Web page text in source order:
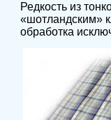
Редкость из
«шотландским»
обработка